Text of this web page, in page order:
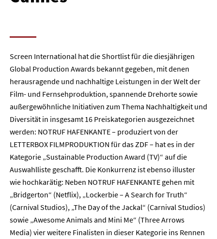
Screen International hat die Shortlist für die diesjährigen
Global Production Awards bekannt gegeben, mit denen
herausragende und nachhaltige Leistungen in der Welt der
Film- und Fernsehproduktion, spannende Drehorte sowie
außergewöhnliche Initiativen zum Thema Nachhaltigkeit und
Diversität in insgesamt 16 Preiskategorien ausgezeichnet
werden: NOTRUF HAFENKANTE – produziert von der
LETTERBOX FILMPRODUKTION für das ZDF – hat es in der
Kategorie „Sustainable Production Award (TV)“ auf die
Auswahlliste geschafft. Die Konkurrenz ist ebenso illuster
wie hochkarätig: Neben NOTRUF HAFENKANTE gehen mit
„Bridgerton“ (Netflix), „Lockerbie – A Search for Truth“
(Carnival Studios), „The Day of the Jackal“ (Carnival Studios)
sowie „Awesome Animals and Mini Me“ (Three Arrows
Media) vier weitere Finalisten in dieser Kategorie ins Rennen